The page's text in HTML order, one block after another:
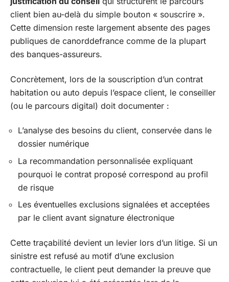
client bien au-delà du simple bouton « souscrire ».
Cette dimension reste largement absente des pages
publiques de canorddefrance comme de la plupart
des banques-assureurs.
Concrètement, lors de la souscription d’un contrat
habitation ou auto depuis l’espace client, le conseiller
(ou le parcours digital) doit documenter :
L’analyse des besoins du client, conservée dans le
dossier numérique
La recommandation personnalisée expliquant
pourquoi le contrat proposé correspond au profil
de risque
Les éventuelles exclusions signalées et acceptées
par le client avant signature électronique
Cette traçabilité devient un levier lors d’un litige. Si un
sinistre est refusé au motif d’une exclusion
contractuelle, le client peut demander la preuve que